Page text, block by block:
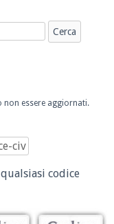
non essere aggiornati.
codice